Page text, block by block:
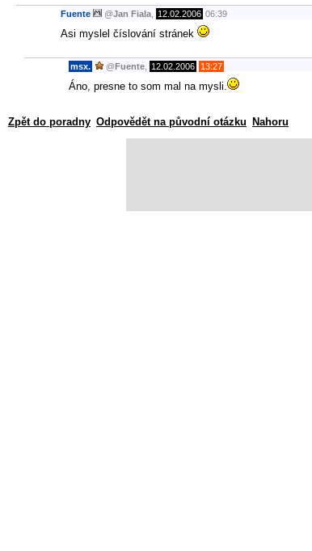
Fuente @Jan Fiala 12.02.2006 06:39
Asi myslel číslování stránek
msx. @Fuente 12.02.2006 13:27
Áno, presne to som mal na mysli.
Zpět do poradny Odpovědět na původní otázku Nahoru